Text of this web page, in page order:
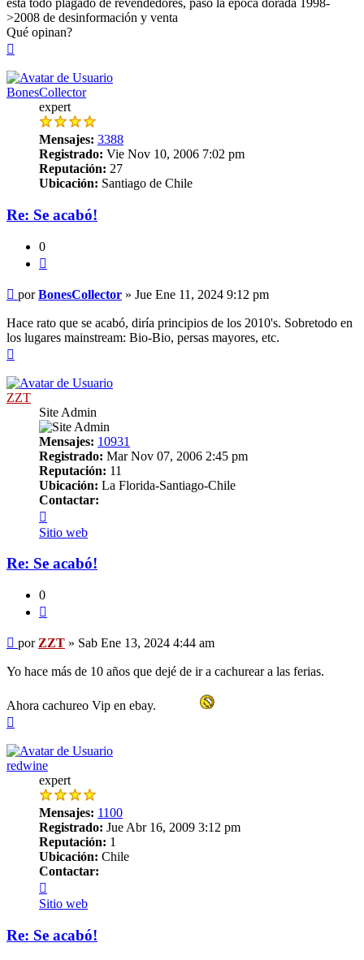
está todo plagado de revendedores, pasó la época dorada 1998-
>2008 de desinformación y venta
Qué opinan?
BonesCollector
expert
Mensajes: 3388
Registrado: Vie Nov 10, 2006 7:02 pm
Reputación: 27
Ubicación: Santiago de Chile
Re: Se acabó!
0
Mensaje
porBonesCollector » Jue Ene 11, 2024 9:12 pm
Hace rato que se acabó, diría principios de los 2010's. Sobretodo en
los lugares mainstream: Bio-Bio, persas mayores, etc.
ZZT
Site Admin
Mensajes: 10931
Registrado: Mar Nov 07, 2006 2:45 pm
Reputación: 11
Ubicación: La Florida-Santiago-Chile
Contactar:
ZZT
Sitio web
Re: Se acabó!
0
Mensaje
por ZZT » Sab Ene 13, 2024 4:44 am
Yo hace más de 10 años que dejé de ir a cachurear a las ferias.
Ahora cachureo Vip en ebay.
redwine
expert
Mensajes: 1100
Registrado: Jue Abr 16, 2009 3:12 pm
Reputación: 1
Ubicación: Chile
Contactar:
redwine
Sitio web
Re: Se acabó!